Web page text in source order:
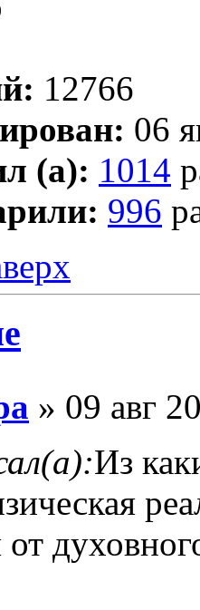
12766
06
(а): 1014
996
» 09 авг
Из
от